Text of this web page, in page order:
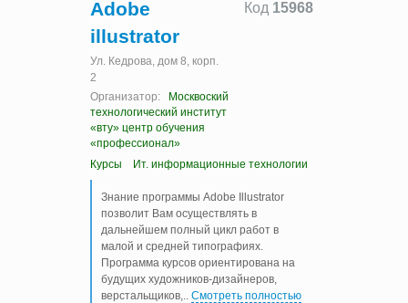
Код 15968
Adobe
illustrator
Ул. Кедрова, дом 8, корп.
2
Организатор:
Москвоский
технологический институт
«вту» центр обучения
«профессионал»
Курсы
Ит. информационные технологии
Знание программы Adobe Illustrator
позволит Вам осуществлять в
дальнейшем полный цикл работ в
малой и средней типографиях.
Программа курсов ориентирована на
будущих художников-дизайнеров,
верстальщиков,
Смотреть полностью